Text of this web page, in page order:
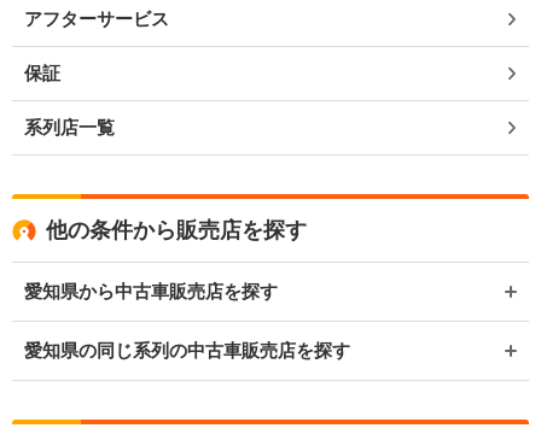
アフターサービス
保証
系列店一覧
他の条件から販売店を探す
愛知県から中古車販売店を探す
愛知県の同じ系列の中古車販売店を探す